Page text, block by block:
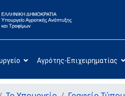
Αγρότης-Επιχειρηματίας